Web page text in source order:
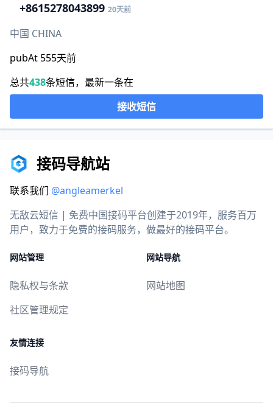
+8615278043899 20天前
中国 CHINA
pubAt 555天前
总共438条短信，最新一条在
接收短信
接码导航站
联系我们 @angleamerkel
无敌云短信 | 免费中国接码平台创建于2019年，服务百万
用户，致力于免费的接码服务，做最好的接码平台。
网站管理
隐私权与条款
社区管理规定
网站导航
网站地图
友情连接
接码导航